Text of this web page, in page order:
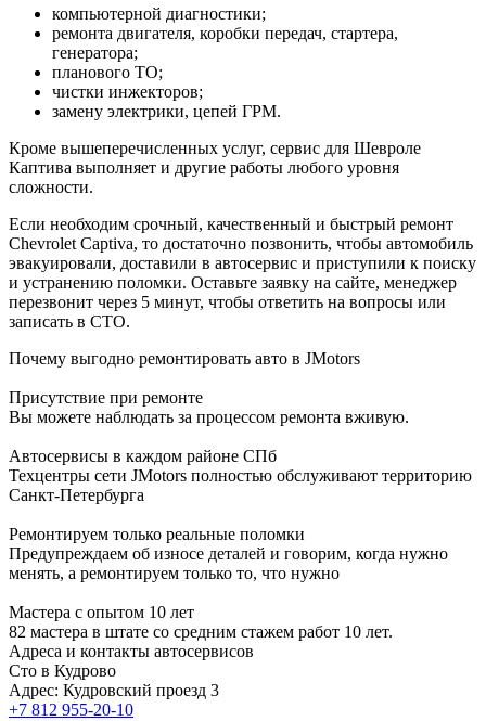
компьютерной диагностики;
ремонта двигателя, коробки передач, стартера,
генератора;
планового ТО;
чистки инжекторов;
замену электрики, цепей ГРМ.
Кроме вышеперечисленных услуг, сервис для Шевроле
Каптива выполняет и другие работы любого уровня
сложности.
Если необходим срочный, качественный и быстрый ремонт
Chevrolet Captiva, то достаточно позвонить, чтобы автомобиль
эвакуировали, доставили в автосервис и приступили к поиску
и устранению поломки. Оставьте заявку на сайте, менеджер
перезвонит через 5 минут, чтобы ответить на вопросы или
записать в СТО.
Почему выгодно ремонтировать авто в JMotors
Присутствие при ремонте
Вы можете наблюдать за процессом ремонта вживую.
Автосервисы в каждом районе СПб
Техцентры сети JMotors полностью обслуживают территорию
Санкт-Петербурга
Ремонтируем только реальные поломки
Предупреждаем об износе деталей и говорим, когда нужно
менять, а ремонтируем только то, что нужно
Мастера с опытом 10 лет
82 мастера в штате со средним стажем работ 10 лет.
Адреса и контакты автосервисов
Сто в Кудрово
Адрес: Кудровский проезд 3
+7 812 955-20-10